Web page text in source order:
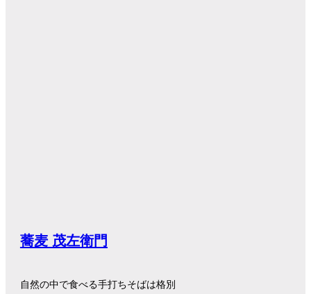
蕎麦 茂左衛門
自然の中で食べる手打ちそばは格別